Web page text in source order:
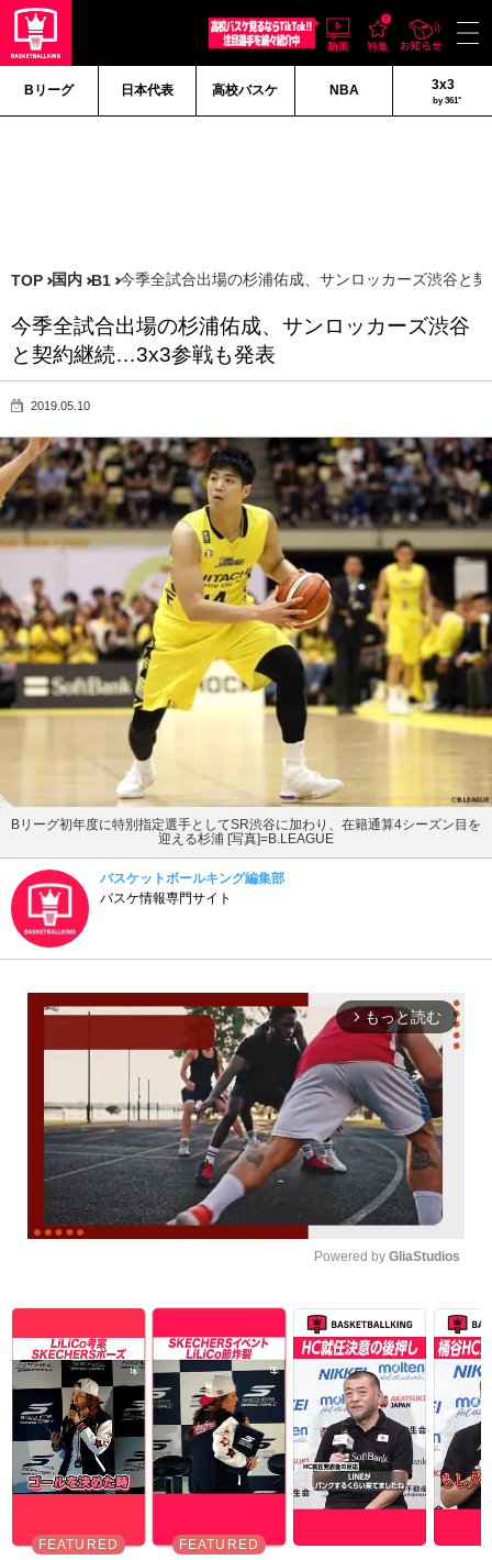
Bリーグ 日本代表 高校バスケ NBA 3x3
by 361°
TOP 国内 B1 今季全試合出場の杉浦佑成、サンロッカーズ渋谷と
今季全試合出場の杉浦佑成、サンロッカーズ渋谷
と契約継続…3x3参戦も発表
2019.05.10
Bリーグ初年度に特別指定選手としてSR渋谷に加わり、在籍通算4シーズン目を
迎える杉浦 [写真]=B.LEAGUE
バスケットボールキング編集部
バスケ情報専門サイト
arrow_forward_ios もっと読む
Powered by GliaStudios